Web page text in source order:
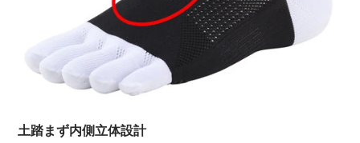
土踏まず内側立体設計